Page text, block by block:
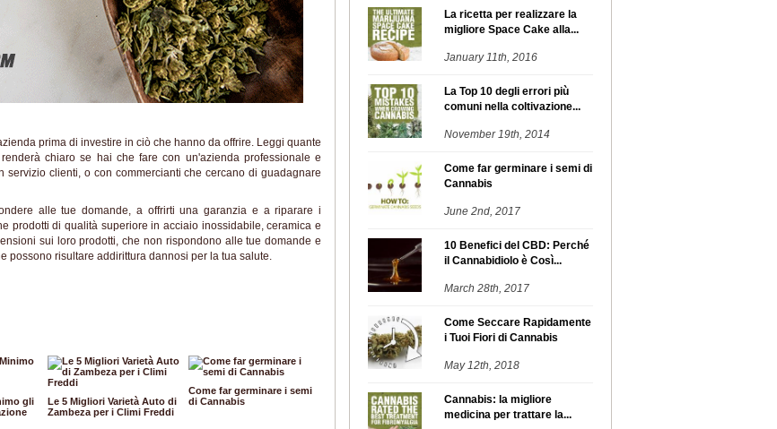
prima di investire in ciò che hanno da offrire. Leggi quante
chiaro se hai che fare con un'azienda professionale e
clienti, o con commercianti che cercano di guadagnare
alle tue domande, a offrirti una garanzia e a riparare i
prodotti di qualità superiore in acciaio inossidabile, ceramica e
sui loro prodotti, che non rispondono alle tue domande e
possono risultare addirittura dannosi per la tua salute.
gli
Le 5 Migliori Varietà Auto di
Zambeza per i Climi Freddi
Come far germinare i semi
di Cannabis
La ricetta per realizzare la
migliore Space Cake alla...
January 11th, 2016
La Top 10 degli errori più
comuni nella coltivazione...
November 19th, 2014
Come far germinare i semi di
Cannabis
June 2nd, 2017
10 Benefici del CBD: Perché
il Cannabidiolo è Così...
March 28th, 2017
Come Seccare Rapidamente
i Tuoi Fiori di Cannabis
May 12th, 2018
Cannabis: la migliore
medicina per trattare la...